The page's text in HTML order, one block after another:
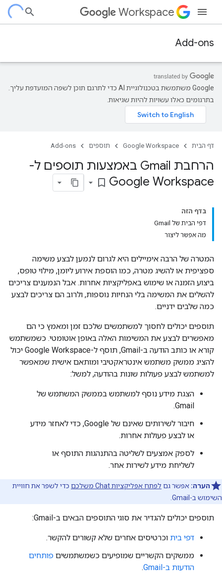
Workspace
Add-ons
‫Google משתמשת בטכנולוגיית AI כדי לתרגם תוכן לשפה המועדפת עליך.
בתרגומים כאלו עשויות להיות שגיאות.
דף הבית Google Workspace תוספים Add-ons
הרחבת Gmail באמצעות תוספים ל-
Google Workspace
bookmark_border
בדף הזה
דפי הבית של Gmail
מה אפשר ליצור
המטרה של הרבה אימיילים היא לגרום לנמען לבצע משימה
ספציפית או להשיג מטרה, כמו הוספת אירוע ליומן, מילוי טופס,
ביצוע הזמנה או שימוש באפליקציות אחרות. אבל הנמענים צריכים
להשלים את המשימה בלי הנחיות נוספות, ולרוב הם צריכים לבצע
כמה שלבים ידניים.
תוספים יכולים לחסוך למשתמשים שלכם זמן ומאמץ כי הם
מאפשרים לבצע את המשימות האלה באופן אוטומטי. כשמשתמש
קורא או כותב הודעה ב-Gmail, תוסף ל-Google Workspace יכול
להציג ממשק משתמש אינטראקטיבי ומותאם אישית שמאפשר
למשתמש לבצע פעולות שונות בהודעה, למשל:
הצגת מידע נוסף למשתמש בממשק המשתמש של
Gmail.
חיבור לשירותים שאינם של Google, כדי לאחזר מידע
או לבצע פעולות אחרות.
לספק אמצעים לשליטה בהתנהגות התוסף או
לשליחת מידע לשירות אחר.
הערה: אפשר גם לפתח אפליקציות Chat משלכם
כדי לשפר את חוויית
השימוש ב-Gmail.
תוספים יכולים להגדיר את סוגי התוספים הבאים ב-Gmail:
דפי בית וכרטיסים אחרים שלא קשורים להקשר.
ממשקים הקשריים שמופיעים כשמשתמשים פותחים
הודעות ב-Gmail
.